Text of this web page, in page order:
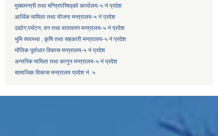
मुख्यमन्त्री तथा मन्त्रिपरिषद्को कार्यालय-५ नं प्रदेश
आर्थिक मामिला तथा योजना मन्त्रालय-५ नं प्रदेश
उद्याेग,पर्यटन, वन तथा वातावरण मन्त्रालय-५ नं प्रदेश
भुमि व्यवस्था , कृषि तथा सहकारी मन्त्रालय-५ नं प्रदेश
भौतिक पूर्वाधार विकास मन्त्रालय-५ नं प्रदेश
अन्तरिक मामिला तथा कानुन मन्त्रालय-५ नं प्रदेश
सामाजिक विकास मन्त्रालय प्रदेश नं. ५